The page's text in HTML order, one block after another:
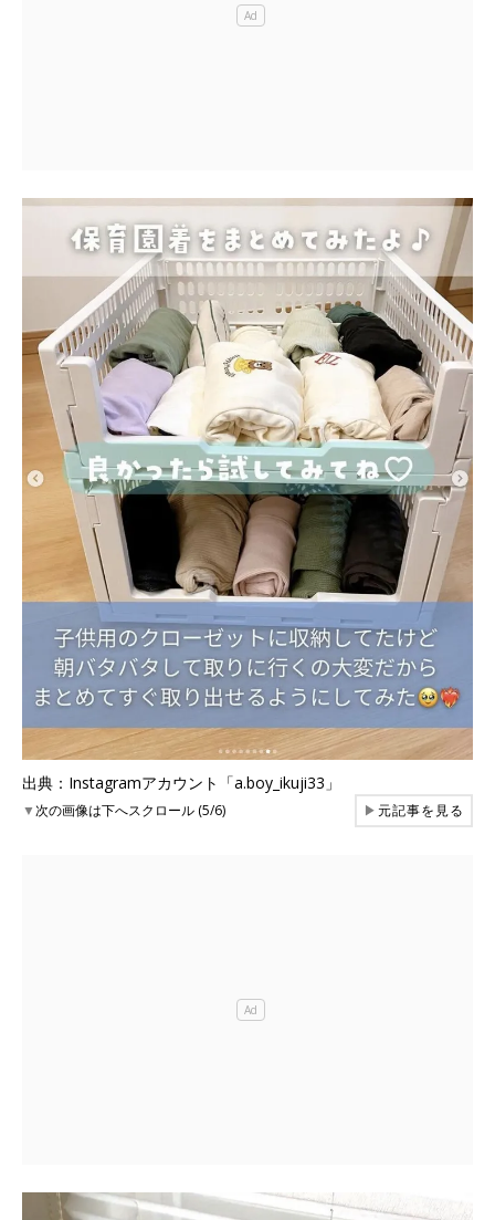
出典：Instagramアカウント「a.boy_ikuji33」
▼次の画像は下へスクロール (5/6) ▶元記事を見る